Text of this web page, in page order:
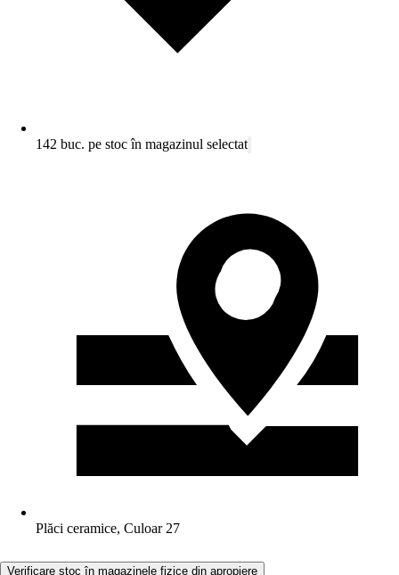
142 buc. pe stoc în magazinul selectat
Plăci ceramice, Culoar 27
Verificare stoc în magazinele fizice din apropiere